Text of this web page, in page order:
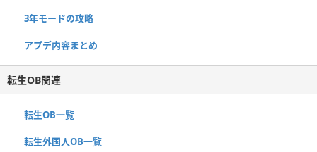
3年モードの攻略
アプデ内容まとめ
転生OB関連
転生OB一覧
転生外国人OB一覧